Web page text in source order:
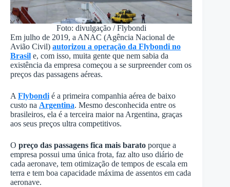
Foto: divulgação / Flybondi
Em julho de 2019, a ANAC (Agência Nacional de
Avião Civil) autorizou a operação da Flybondi no
Brasil e, com isso, muita gente que nem sabia da
existência da empresa começou a se surpreender com os
preços das passagens aéreas.
A Flybondi é a primeira companhia aérea de baixo
custo na Argentina. Mesmo desconhecida entre os
brasileiros, ela é a terceira maior na Argentina, graças
aos seus preços ultra competitivos.
O preço das passagens fica mais barato porque a
empresa possui uma única frota, faz alto uso diário de
cada aeronave, tem otimização de tempos de escala em
terra e tem boa capacidade máxima de assentos em cada
aeronave.